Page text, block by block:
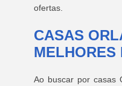
ofertas.
CASAS
MELHORES
Ao buscar por casas